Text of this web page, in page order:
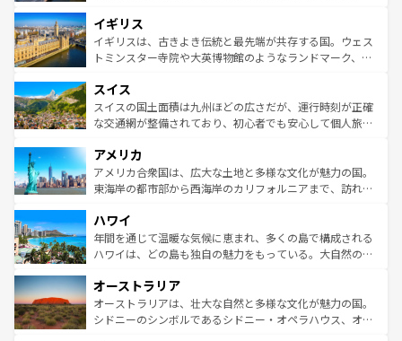
いる。シャンパンの発祥地であるランス、プロヴァンスの
香り高いラベンダー畑など、多彩な楽しみ方が可能だ。さ
らに、パリ以外の地域にも魅力が溢れており、どの街角に
れる地方に足を運ぶとそれぞれで全く異なる文化を体験で
きるだろう。 なお、新着のフランス情報はコンテンツ一覧
を参照してほしい。
顔を持つこの国は、どこを歩いても飽きることがない。ベ
ルリンの文化的活気、バイエルン州のアルプスの絶景、そ
してライン川沿いのワイン畑といった風景は必見。ビール
は、お酒好きな人にはぜひ体験してほしい。 なお、新着の
ドイツ情報はコンテンツ一覧を参照してほしい。
イギリス
イギリスは、古きよき伝統と最先端が共存する国。ウェス
トミンスター寺院や大英博物館のようなランドマーク、歴
リアごとに異なる魅力がある。また、優雅なアフタヌーン
ティー、ビール好きにはたまらない英国パブ、サッカー観
戦など、本場だからこそできる体験も豊富。イギリスを旅
ンツ一覧を参照してほしい。
スイス
スイスの国土面積は九州ほどの広さだが、運行時刻が正確
な交通網が整備されており、初心者でも安心して個人旅行
の建物がそのまま残る町や、スイスならではのユニークな
博物館もあり、アルプス観光だけでなく町歩きも満喫する
ことができる。国民の所得が高いため物価も高いが、旅行
ば市内交通費無料で観光を楽しむこともできる。 なお、新
着のスイス情報はコンテンツ一覧 を参照してほしい。
アメリカ
アメリカ合衆国は、広大な土地と多様な文化が魅力の国。
東海岸の都市部から西海岸のカリフォルニアまで、訪れる
のような巨大都市は、観光、ショッピング、エンターテイ
ンメントが詰まった刺激的なスポットだ。一方、アメリカ
西部には大自然が広がり、グランドキャニオンやイエロー
部のニューオーリンズでは、音楽と美食が融合した独特の
文化が魅力。旅行者はアメリカの各地域で異なる魅力を楽
しみながら、その多様性と豊かな歴史を感じることができ
ハワイ
年間を通じて温暖な気候に恵まれ、多くの島で構成される
ハワイは、どの島も独自の魅力をもっている。大自然の神
ワイ島は見逃せない。また、定番の観光地といえばオアフ
島だが、静かな自然を求めるならマウイ島やカウアイ島が
おすすめ。エメラルドグリーンに輝く海をはじめ、豊かな
オーストラリア
オーストラリアは、壮大な自然と多様な文化が魅力の国。
シドニーのシンボルであるシドニー・オペラハウス、オー